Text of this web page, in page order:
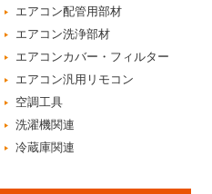
エアコン配管用部材
エアコン洗浄部材
エアコンカバー・フィルター
エアコン汎用リモコン
空調工具
洗濯機関連
冷蔵庫関連